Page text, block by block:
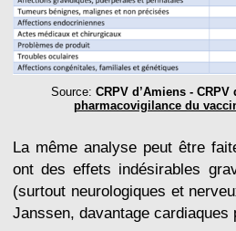
Source: CRPV d’Amiens ‐ CRPV
pharmacovigilance du
La même analyse peut être
ont des effets indésirables
(surtout neurologiques et
Janssen, davantage cardiaques